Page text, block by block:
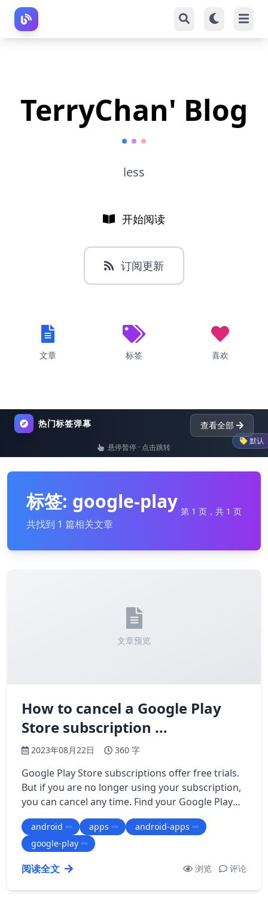
TerryChan' Blog
less
开始阅读
订阅更新
文章 标签 喜欢
热门标签弹幕 查看全部
默认
list nginx dictionary
悬停暂停 · 点击跳转
标签: google-play
共找到 1 篇相关文章
第 1 页，共 1 页
文章预览
How to cancel a Google Play
Store subscription …
2023年08月22日 360 字
Google Play Store subscriptions offer free trials.
But if you are no longer using your subscription,
you can cancel any time. Find your Google Play
Store subscriptions ---------…
android apps
android-apps
google-play
阅读全文 浏览 评论